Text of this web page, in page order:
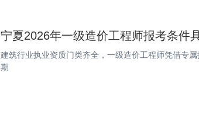
宁夏2026年一级造价工程师报考条件
建筑行业执业资质门类齐全，一级造价工程师凭借专
期